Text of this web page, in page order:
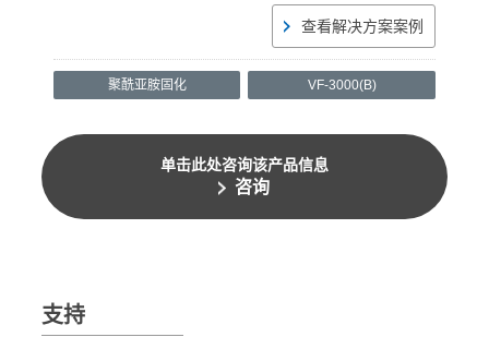
查看解决方案案例
聚酰亚胺固化 VF-3000(B)
单击此处咨询该产品信息
咨询
支持